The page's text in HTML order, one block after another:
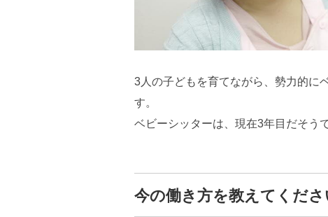
3人の子どもを育てながら、勢力的に
す。
ベビーシッターは、現在3年目だそうで
今の働き方を教えてくださ